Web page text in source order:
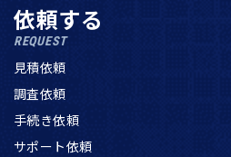
依頼する
REQUEST
見積依頼
調査依頼
手続き依頼
サポート依頼